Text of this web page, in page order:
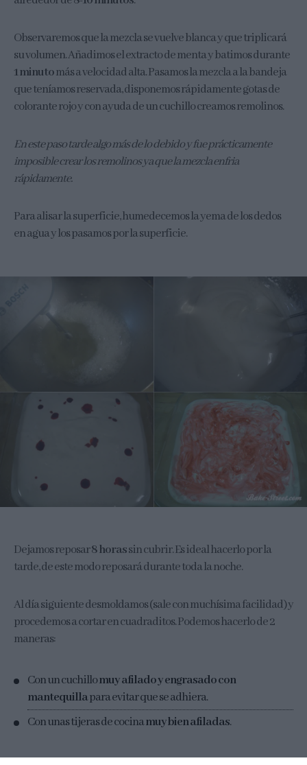
Observaremos que la mezcla se vuelve blanca y que triplicará
su volumen. Añadimos el extracto de menta y batimos durante
1 minutomás a velocidad alta. Pasamos la mezcla a la bandeja
que teníamos reservada, disponemos rápidamente gotas de
colorante rojo y con ayuda de un cuchillo creamos remolinos.
En este paso tarde algo más de lo debido y fue prácticamente
imposible crear los remolinos ya que la mezcla enfria
rápidamente.
Para alisar la superficie, humedecemos la yema de los dedos
en agua y los pasamos por la superficie.
Dejamos reposar8 horassin cubrir. Es ideal hacerlo por la
tarde, de este modo reposará durante toda la noche.
Al día siguiente desmoldamos (sale con muchísima facilidad) y
procedemos a cortar en cuadraditos. Podemos hacerlo de 2
maneras:
Con un cuchillomuy afilado y engrasado con
mantequillapara evitar que se adhiera.
Con unas tijeras de cocinamuy bien afiladas.